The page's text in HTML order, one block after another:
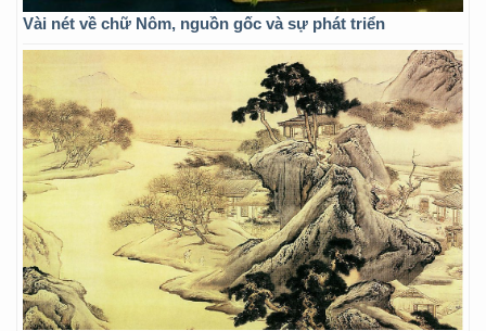
Vài nét về chữ Nôm, nguồn gốc và sự phát triển